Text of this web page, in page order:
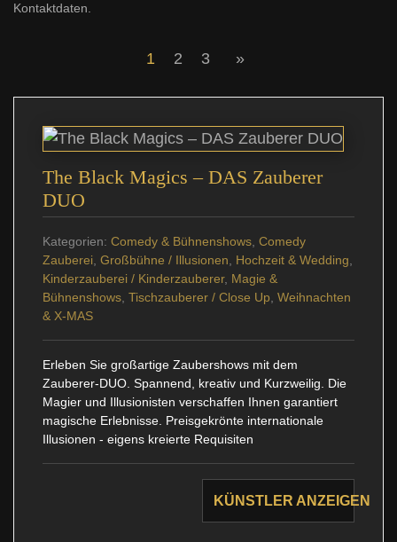
Kontaktdaten.
1 2 3 »
The Black Magics – DAS Zauberer
DUO
Kategorien: Comedy & Bühnenshows Comedy
Zauberei Großbühne / Illusionen Hochzeit & Wedding
Kinderzauberei / Kinderzauberer, Magie &
Bühnenshows Tischzauberer / Close Up Weihnachten
& X-MAS
Erleben Sie großartige Zaubershows mit dem
Zauberer-DUO. Spannend, kreativ und Kurzweilig. Die
Magier und Illusionisten verschaffen Ihnen garantiert
magische Erlebnisse. Preisgekrönte internationale
Illusionen - eigens kreierte Requisiten
KÜNSTLER ANZEIGEN